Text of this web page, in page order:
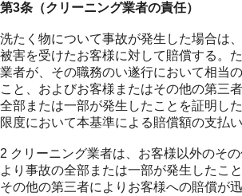
第3条（クリーニング業者の責任）
洗たく物について事故が発生した場合は
被害を受けたお客様に対して賠償する。
業者が、その職務のい遂行において相当
こと、およびお客様またはその他の第三
全部または一部が発生したことを証明し
限度において本基準による賠償額の支払い
2 クリーニング業者は、お客様以外のそ
より事故の全部または一部が発生したこ
その他の第三者によりお客様への賠償が